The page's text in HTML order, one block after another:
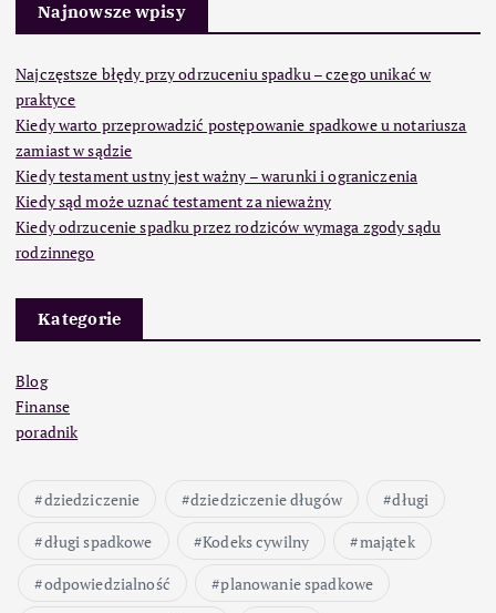
Najnowsze wpisy
Najczęstsze błędy przy odrzuceniu spadku – czego unikać w
praktyce
Kiedy warto przeprowadzić postępowanie spadkowe u notariusza
zamiast w sądzie
Kiedy testament ustny jest ważny – warunki i ograniczenia
Kiedy sąd może uznać testament za nieważny
Kiedy odrzucenie spadku przez rodziców wymaga zgody sądu
rodzinnego
Kategorie
Blog
Finanse
poradnik
dziedziczenie dziedziczenie długów
długi
długi spadkowe
Kodeks cywilny
majątek
odpowiedzialność
planowanie spadkowe